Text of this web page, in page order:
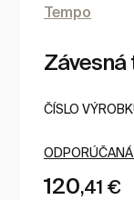
Tempo
Závesná
ČÍSLO
120,41 €